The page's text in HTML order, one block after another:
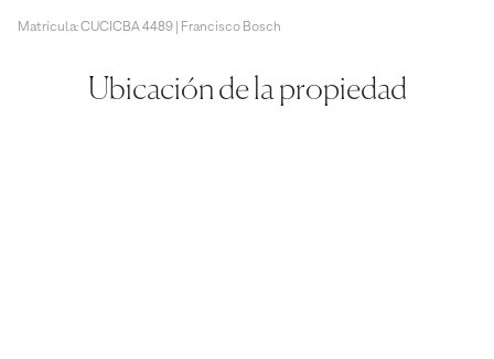
Matrícula: CUCICBA 4489 | Francisco Bosch
Ubicación de la propiedad